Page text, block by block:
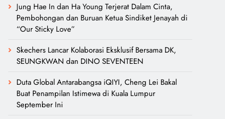
Jung Hae In dan Ha Young Terjerat Dalam Cinta,
Pembohongan dan Buruan Ketua Sindiket Jenayah di
“Our Sticky Love”
Skechers Lancar Kolaborasi Eksklusif Bersama DK,
SEUNGKWAN dan DINO SEVENTEEN
Duta Global Antarabangsa iQIYI, Cheng Lei Bakal
Buat Penampilan Istimewa di Kuala Lumpur
September Ini